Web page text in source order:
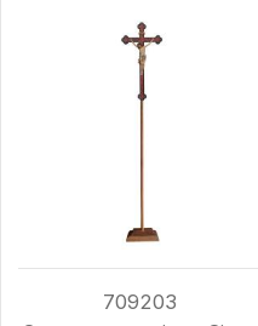
709203